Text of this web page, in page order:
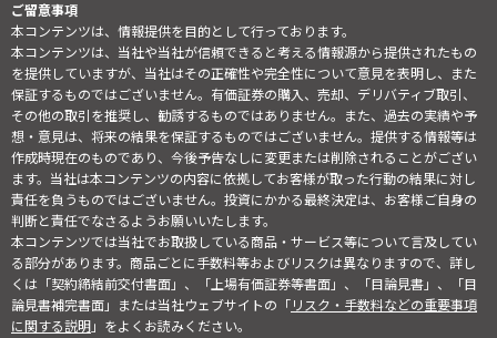
ご留意事項
本コンテンツは、情報提供を目的として行っております。
本コンテンツは、当社や当社が信頼できると考える情報源から提供されたもの
を提供していますが、当社はその正確性や完全性について意見を表明し、また
保証するものではございません。有価証券の購入、売却、デリバティブ取引、
その他の取引を推奨し、勧誘するものではありません。また、過去の実績や予
想・意見は、将来の結果を保証するものではございません。提供する情報等は
作成時現在のものであり、今後予告なしに変更または削除されることがござい
ます。当社は本コンテンツの内容に依拠してお客様が取った行動の結果に対し
責任を負うものではございません。投資にかかる最終決定は、お客様ご自身の
判断と責任でなさるようお願いいたします。
本コンテンツでは当社でお取扱している商品・サービス等について言及してい
る部分があります。商品ごとに手数料等およびリスクは異なりますので、詳し
くは「契約締結前交付書面」、「上場有価証券等書面」、「目論見書」、「目
論見書補完書面」または当社ウェブサイトの「リスク・手数料などの重要事項
に関する説明」をよくお読みください。